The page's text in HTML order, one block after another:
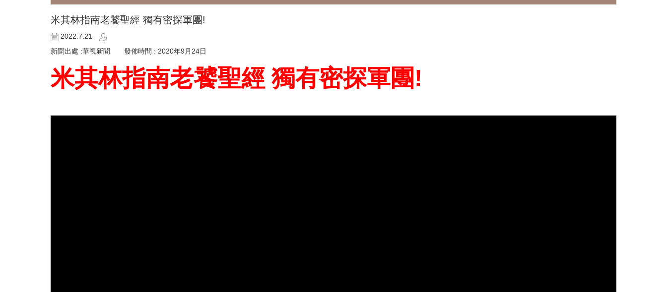
米其林指南老饕聖經 獨有密探軍團!
2022.7.21
新聞出處 :華視新聞 發佈時間 : 2020年9月24日
米其林指南老饕聖經 獨有密探軍團!